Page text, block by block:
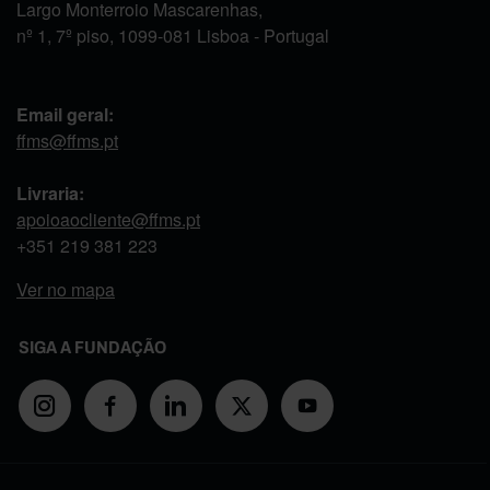
Largo Monterroio Mascarenhas,
nº 1, 7º piso, 1099-081 Lisboa - Portugal
Email geral:
ffms@ffms.pt
Livraria:
apoioaocliente@ffms.pt
+351 219 381 223
Ver no mapa
SIGA A FUNDAÇÃO